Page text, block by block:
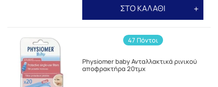
ΣΤΟ ΚΑΛΑΘΙ
47 Πόντοι
Physiomer baby Ανταλλακτικά ρινικού
αποφρακτήρα 20τμχ